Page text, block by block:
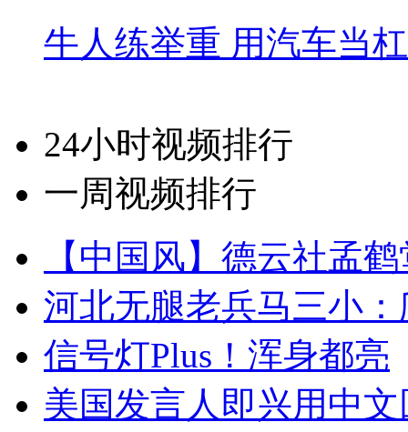
牛人练举重 用汽车当
24小时视频排行
一周视频排行
【中国风】德云社孟
河北无腿老兵马三小
信号灯Plus！浑身都亮
美国发言人即兴用中